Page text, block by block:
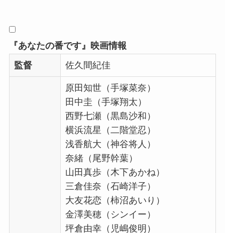
『あなたの番です』映画情報
監督
佐久間紀佳
原田知世（手塚菜奈）
田中圭（手塚翔太）
西野七瀬（黒島沙和）
横浜流星（二階堂忍）
浅香航大（神谷将人）
奈緒（尾野幹葉）
山田真歩（木下あかね）
三倉佳奈（石崎洋子）
大友花恋（柿沼あいり）
金澤美穂（シンイー）
坪倉由幸（児嶋俊明）